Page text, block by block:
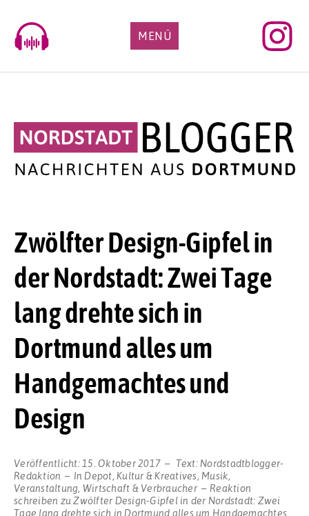
content
MENÜ
Zwölfter Design-Gipfel in
der Nordstadt: Zwei Tage
lang drehte sich in
Dortmund alles um
Handgemachtes und
Design
Veröffentlicht: 15. Oktober 2017 Text: Nordstadtblogger-
Redaktion
InDepot, Kultur & Kreatives, Musik,
Veranstaltung, Wirtschaft & Verbraucher
Reaktion
schreiben zu Zwölfter Design-Gipfel in der Nordstadt: Zwei
Tage lang drehte sich in Dortmund alles um Handgemachtes